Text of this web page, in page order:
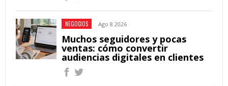
NEGOCIOS Ago 8 2026
Muchos seguidores y pocas
ventas: cómo convertir
audiencias digitales en clientes